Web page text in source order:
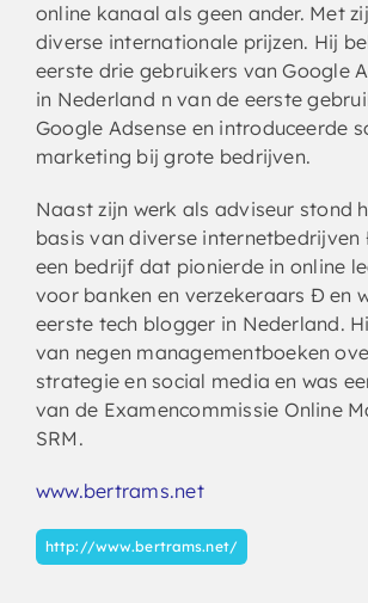
online kanaal als geen ander. Met
diverse internationale prijzen. Hij
eerste drie gebruikers van Google
in Nederland n van de eerste
Google Adsense en introduceerde
marketing bij grote bedrijven.
Naast zijn werk als adviseur stond
basis van diverse
een bedrijf dat pionierde in online
voor banken en verzekeraars Ð en
eerste tech blogger in Nederland.
van negen managementboeken
strategie en social media en was
van de Examencommissie Online
SRM.
www.bertrams.net
http://www.bertrams.net/